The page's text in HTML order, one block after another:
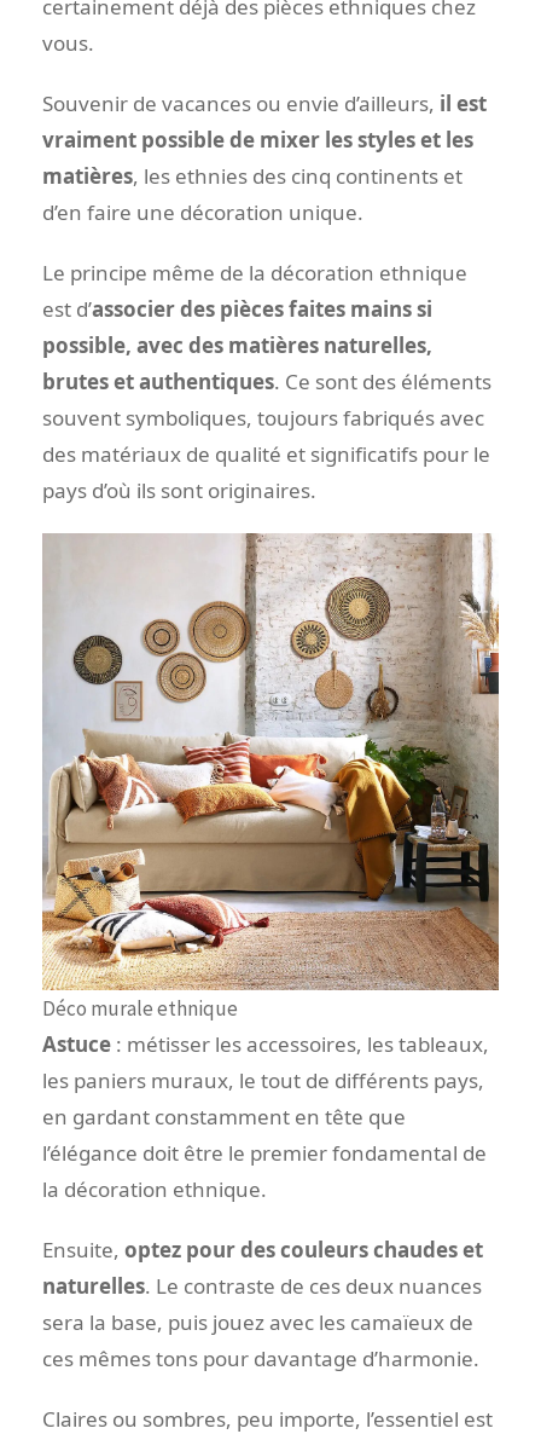
certainement déjà des pièces ethniques chez
vous.
Souvenir de vacances ou envie d’ailleurs, il est
vraiment possible de mixer les styles et les
matières, les ethnies des cinq continents et
d’en faire une décoration unique.
Le principe même de la décoration ethnique
est d’associer des pièces faites mains si
possible, avec des matières naturelles,
brutes et authentiques. Ce sont des éléments
souvent symboliques, toujours fabriqués avec
des matériaux de qualité et significatifs pour le
pays d’où ils sont originaires.
Déco murale ethnique
Astuce : métisser les accessoires, les tableaux,
les paniers muraux, le tout de différents pays,
en gardant constamment en tête que
l’élégance doit être le premier fondamental de
la décoration ethnique.
Ensuite, optez pour des couleurs chaudes et
naturelles. Le contraste de ces deux nuances
sera la base, puis jouez avec les camaïeux de
ces mêmes tons pour davantage d’harmonie.
Claires ou sombres, peu importe, l’essentiel est